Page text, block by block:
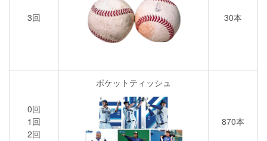
3回 30本
0回
1回
2回
ポケットティッシュ
870本